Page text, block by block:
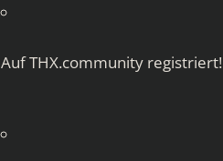
AufTHX.community registriert!